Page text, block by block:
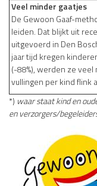
Veel minder gaatjes
De Gewoon Gaaf-
leiden. Dat blijkt uit
uitgevoerd in Den
jaar tijd kregen
(-88%), werden ze
vullingen per kind flink
*) waar staat kind en
enverzorgers/